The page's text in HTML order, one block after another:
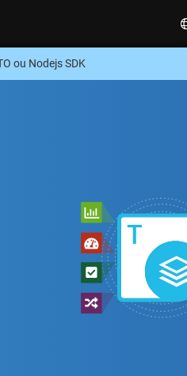
ou Nodejs SDK